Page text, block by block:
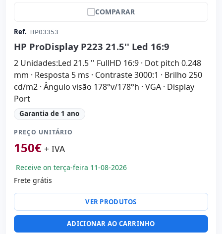
COMPARAR
Ref. HP03353
HP ProDisplay P223 21.5'' Led 16:9
2 Unidades:Led 21.5 '' FullHD 16:9 · Dot pitch 0.248
mm · Resposta 5 ms · Contraste 3000:1 · Brilho 250
cd/m2 · Ângulo visão 178°v/178°h · VGA · Display
Port
Garantia de 1 ano
PREÇO UNITÁRIO
150€ + IVA
Receive on terça-feira 11-08-2026
Frete grátis
VER PRODUTOS
ADICIONAR AO CARRINHO